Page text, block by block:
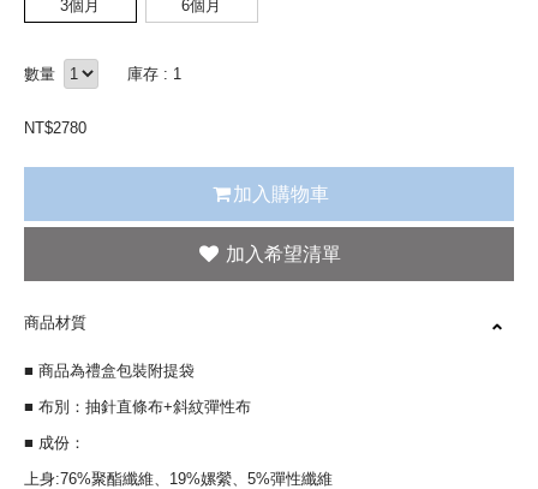
3個月 6個月
數量 庫存 : 1
NT$2780
加入購物車
商品材質
■ 商品為禮盒包裝附提袋
■ 布別：抽針直條布+斜紋彈性布
■ 成份：
上身:76%聚酯纖維、19%嫘縈、5%彈性纖維